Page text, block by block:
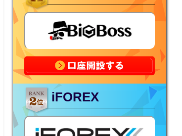
iFOREX